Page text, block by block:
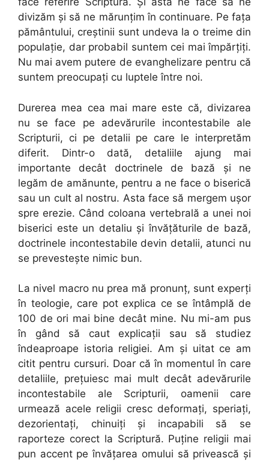
divizăm și să ne mărunțim în continuare. Pe fața
pământului, creștinii sunt undeva la o treime din
populație, dar probabil suntem cei mai împărțiți.
Nu mai avem putere de evanghelizare pentru că
suntem preocupaţi cu luptele între noi.
Durerea mea cea mai mare este că, divizarea
nu se face pe adevărurile incontestabile ale
Scripturii, ci pe detalii pe care le interpretăm
diferit. Dintr-o dată, detaliile ajung mai
importante decât doctrinele de bază și ne
legăm de amănunte, pentru a ne face o biserică
sau un cult al nostru. Asta face să mergem ușor
spre erezie. Când coloana vertebrală a unei noi
biserici este un detaliu și învățăturile de bază,
doctrinele incontestabile devin detalii, atunci nu
se prevestește nimic bun.
La nivel macro nu prea mă pronunț, sunt experți
în teologie, care pot explica ce se întâmplă de
100 de ori mai bine decât mine. Nu mi-am pus
în gând să caut explicații sau să studiez
îndeaproape istoria religiei. Am și uitat ce am
citit pentru cursuri. Doar că în momentul în care
detaliile, prețuiesc mai mult decât adevărurile
incontestabile ale Scripturii, oamenii care
urmează acele religii cresc deformați, speriați,
dezorientați, chinuiți și incapabili să se
raporteze corect la Scriptură. Puține religii mai
pun accent pe învățarea omului să privească și